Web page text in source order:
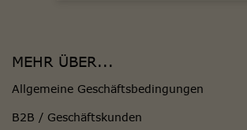
MEHR ÜBER...
Allgemeine Geschäftsbedingungen
B2B / Geschäftskunden